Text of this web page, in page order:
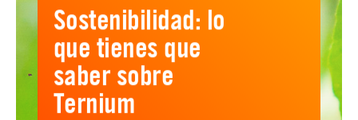
Sostenibilidad: lo
que tienes que
saber sobre
Ternium